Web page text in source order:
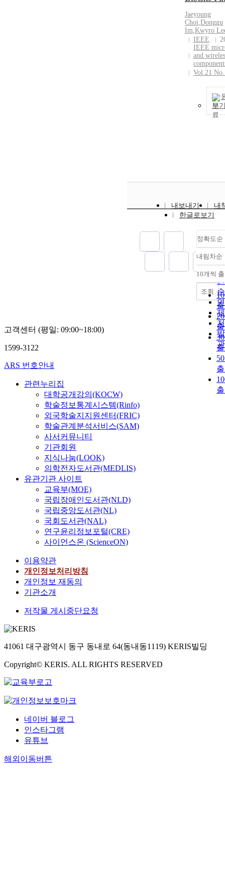
Jaeyoung
Choi,Donggu
Im,Kwyro
IEEE
IEEE
and
Vol.21
보
내보내기
내
한글로보기
정확도순
순
순
내림차순
10개씩
조회
고객센터 (평일: 09:00~18:00)
1599-3122
ARS 번호안내
관련누리집
대학공개강의(KOCW)
학술정보통계시스템(Rinfo)
외국학술지지원센터(FRIC)
학술관계분석서비스(SAM)
사서커뮤니티
기관회원
지식나눔(LOOK)
의학전자도서관(MEDLIS)
유관기관 사이트
교육부(MOE)
국립장애인도서관(NLD)
국립중앙도서관(NL)
국회도서관(NAL)
연구윤리정보포털(CRE)
사이언스온 (ScienceON)
이용약관
개인정보처리방침
개인정보 재동의
기관소개
저작물 게시중단요청
41061 대구광역시 동구 동내로 64(동내동1119) KERIS빌딩
Copyright© KERIS. ALL RIGHTS RESERVED
네이버 블로그
인스타그램
유튜브
해외이동버튼